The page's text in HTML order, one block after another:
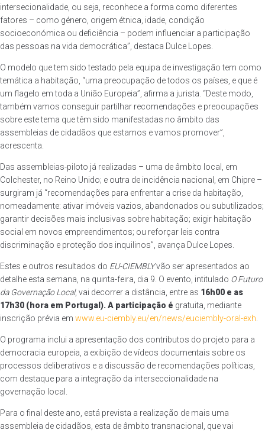
intersecionalidade, ou seja, reconhece a forma como diferentes
fatores – como género, origem étnica, idade, condição
socioeconómica ou deficiência – podem influenciar a participação
das pessoas na vida democrática”, destaca Dulce Lopes.
O modelo que tem sido testado pela equipa de investigação tem como
temática a habitação, “uma preocupação de todos os países, e que é
um flagelo em toda a União Europeia”, afirma a jurista. “Deste modo,
também vamos conseguir partilhar recomendações e preocupações
sobre este tema que têm sido manifestadas no âmbito das
assembleias de cidadãos que estamos e vamos promover”,
acrescenta.
Das assembleias-piloto já realizadas – uma de âmbito local, em
Colchester, no Reino Unido; e outra de incidência nacional, em Chipre –
surgiram já “recomendações para enfrentar a crise da habitação,
nomeadamente: ativar imóveis vazios, abandonados ou subutilizados;
garantir decisões mais inclusivas sobre habitação; exigir habitação
social em novos empreendimentos; ou reforçar leis contra
discriminação e proteção dos inquilinos”, avança Dulce Lopes.
Estes e outros resultados do EU-CIEMBLYvão ser apresentados ao
detalhe esta semana, na quinta-feira, dia 9. O evento, intitulado O Futuro
da Governação Local, vai decorrer a distância, entre as 16h00 e as
17h30 (hora em Portugal). A participação é gratuita, mediante
inscrição prévia em www.eu-ciembly.eu/en/news/euciembly-oral-exh
O programa inclui a apresentação dos contributos do projeto para a
democracia europeia, a exibição de vídeos documentais sobre os
processos deliberativos e a discussão de recomendações políticas,
com destaque para a integração da interseccionalidade na
governação local.
Para o final deste ano, está prevista a realização de mais uma
assembleia de cidadãos, esta de âmbito transnacional, que vai